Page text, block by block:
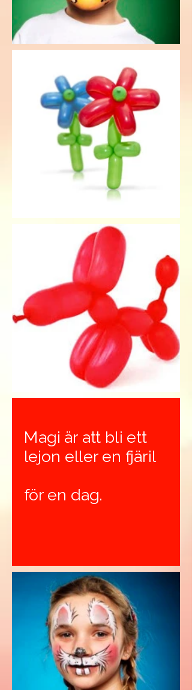
Magi är att bli ett
lejon eller en fjäril
för en dag.